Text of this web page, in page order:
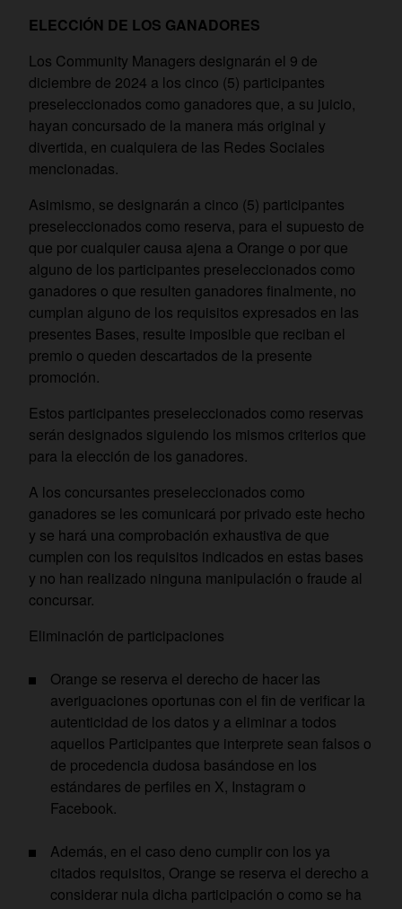
ELECCIÓN DE LOS GANADORES
Los Community Managers designarán el 9 de
diciembre de 2024 a los cinco (5) participantes
preseleccionados como ganadores que, a su juicio,
hayan concursado de la manera más original y
divertida, en cualquiera de las Redes Sociales
mencionadas.
Asimismo, se designarán a cinco (5) participantes
preseleccionados como reserva, para el supuesto de
que por cualquier causa ajena a Orange o por que
alguno de los participantes preseleccionados como
ganadores o que resulten ganadores finalmente, no
cumplan alguno de los requisitos expresados en las
presentes Bases, resulte imposible que reciban el
premio o queden descartados de la presente
promoción.
Estos participantes preseleccionados como reservas
serán designados siguiendo los mismos criterios que
para la elección de los ganadores.
A los concursantes preseleccionados como
ganadores se les comunicará por privado este hecho
y se hará una comprobación exhaustiva de que
cumplen con los requisitos indicados en estas bases
y no han realizado ninguna manipulación o fraude al
concursar.
Eliminación de participaciones
Orange se reserva el derecho de hacer las
averiguaciones oportunas con el fin de verificar la
autenticidad de los datos y a eliminar a todos
aquellos Participantes que interprete sean falsos o
de procedencia dudosa basándose en los
estándares de perfiles en X, Instagram o
Facebook.
Además, en el caso deno cumplir con los ya
citados requisitos, Orange se reserva el derecho a
considerar nula dicha participación o como se ha